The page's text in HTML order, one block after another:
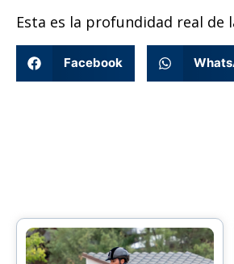
Esta es la profundidad real de
Facebook